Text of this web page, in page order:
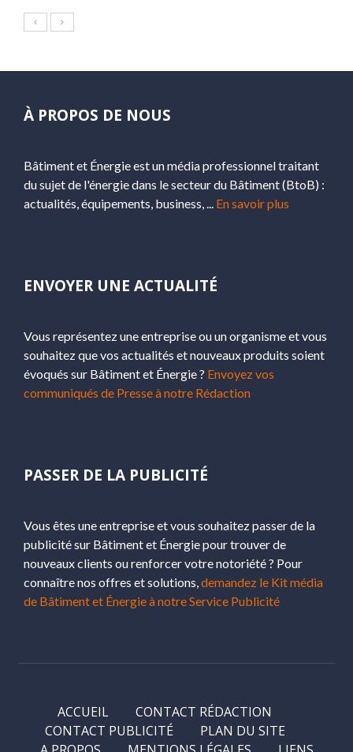
À PROPOS DE NOUS
Bâtiment et Énergie est un média professionnel traitant
du sujet de l'énergie dans le secteur du Bâtiment (BtoB) :
actualités, équipements, business, ... En savoir plus
ENVOYER UNE ACTUALITÉ
Vous représentez une entreprise ou un organisme et vous
souhaitez que vos actualités et nouveaux produits soient
évoqués sur Bâtiment et Énergie ? Envoyez vos
communiqués de Presse à notre Rédaction
PASSER DE LA PUBLICITÉ
Vous êtes une entreprise et vous souhaitez passer de la
publicité sur Bâtiment et Énergie pour trouver de
nouveaux clients ou renforcer votre notoriété ? Pour
connaître nos offres et solutions,demandez le Kit média
de Bâtiment et Énergie à notre Service Publicité
ACCUEIL
CONTACT RÉDACTION
CONTACT PUBLICITÉ
PLAN DU SITE